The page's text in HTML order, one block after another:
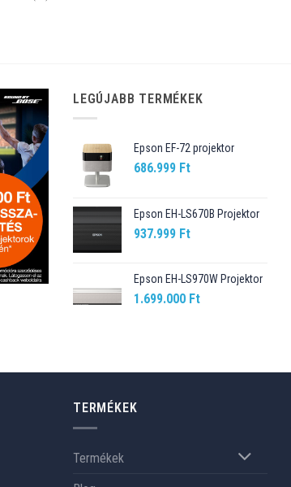
LEGÚJABB TERMÉKEK
Epson EF-72 projektor
686.999 Ft
Epson EH-LS670B Projektor
937.999 Ft
Epson EH-LS970W Projektor
1.699.000 Ft
TERMÉKEK
Termékek